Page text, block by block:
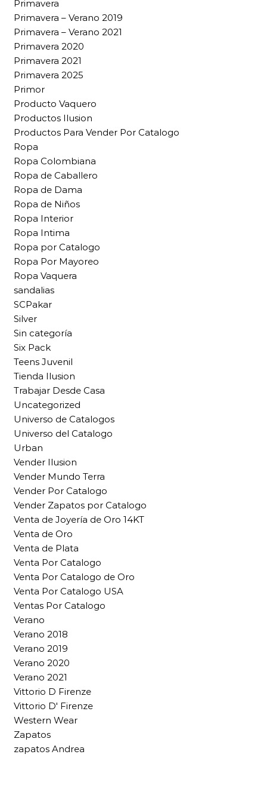
Primavera
Primavera – Verano 2019
Primavera – Verano 2021
Primavera 2020
Primavera 2021
Primavera 2025
Primor
Producto Vaquero
Productos Ilusion
Productos Para Vender Por Catalogo
Ropa
Ropa Colombiana
Ropa de Caballero
Ropa de Dama
Ropa de Niños
Ropa Interior
Ropa Intima
Ropa por Catalogo
Ropa Por Mayoreo
Ropa Vaquera
sandalias
SCPakar
Silver
Sin categoría
Six Pack
Teens Juvenil
Tienda Ilusion
Trabajar Desde Casa
Uncategorized
Universo de Catalogos
Universo del Catalogo
Urban
Vender Ilusion
Vender Mundo Terra
Vender Por Catalogo
Vender Zapatos por Catalogo
Venta de Joyería de Oro 14KT
Venta de Oro
Venta de Plata
Venta Por Catalogo
Venta Por Catalogo de Oro
Venta Por Catalogo USA
Ventas Por Catalogo
Verano
Verano 2018
Verano 2019
Verano 2020
Verano 2021
Vittorio D Firenze
Vittorio D' Firenze
Western Wear
Zapatos
zapatos Andrea